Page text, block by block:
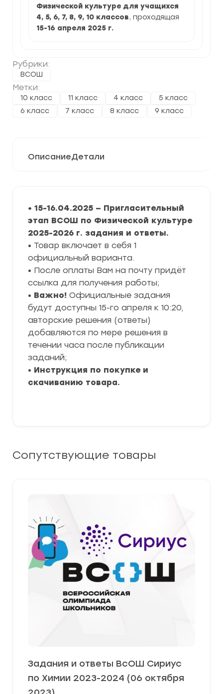
Физической культуре для учащихся
4, 5, 6, 7, 8, 9, 10 классов, проходящая
15-16 апреля 2025 г.
Рубрики:
ВСОШ
Метки:
10 класс 11 класс 4 класс
5 класс
6 класс
7 класс 8 класс 9 класс
ОписаниеДетали
• 15-16.04.2025 — Пригласительный
этап ВСОШ по Физической культуре
2025-2026 г. задания и ответы.
• Товар включает в себя 1
официальный варианта.
• После оплаты Вам на почту придёт
ссылка для получения работы;
• Важно! Официальные задания
будут доступны 15-го апреля к 10:20,
авторские решения (ответы)
добавляются по мере решения в
течении часа после публикации
заданий;
• Инструкция по покупке и
скачиванию товара.
Сопутствующие товары
Задания и ответы ВсОШ Сириус
по Химии 2023-2024 (06 октября